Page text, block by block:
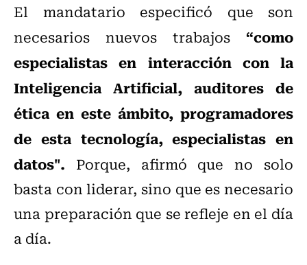
El mandatario especificó que son
necesarios nuevos trabajos “como
especialistas en interacción con la
Inteligencia Artificial, auditores de
ética en este ámbito, programadores
de esta tecnología, especialistas en
datos". Porque, afirmó que no solo
basta con liderar, sino que es necesario
una preparación que se refleje en el día
a día.